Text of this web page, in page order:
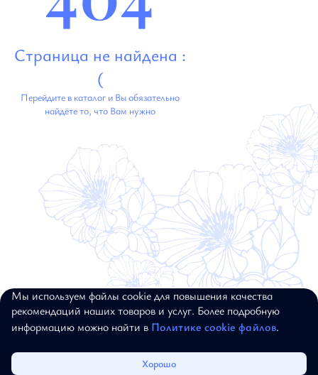
Страница не найдена :
(
Перейдите в каталог и Вы обязательно
найдёте то, что Вам нужно
© 2017–2026, ALEXANDER BOGDANOV.
ВСЕ ПРАВА ЗАЩИЩЕНЫ
Избранное Корзина
Мы используем файлы cookie для повышения качества
рекомендаций наших товаров и услуг. Более подробную
информацию можно найти в Политике cookie файлов.
Хорошо